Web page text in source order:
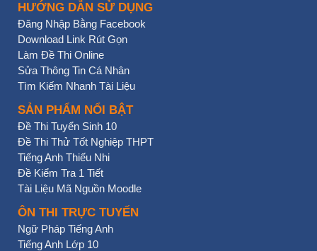
HƯỚNG DẪN SỬ DỤNG
Đăng Nhập Bằng Facebook
Download Link Rút Gọn
Làm Đề Thi Online
Sửa Thông Tin Cá Nhân
Tìm Kiếm Nhanh Tài Liệu
SẢN PHẨM NỔI BẬT
Đề Thi Tuyển Sinh 10
Đề Thi Thử Tốt Nghiệp THPT
Tiếng Anh Thiếu Nhi
Đề Kiểm Tra 1 Tiết
Tài Liệu Mã Nguồn Moodle
ÔN THI TRỰC TUYẾN
Ngữ Pháp Tiếng Anh
Tiếng Anh Lớp 10